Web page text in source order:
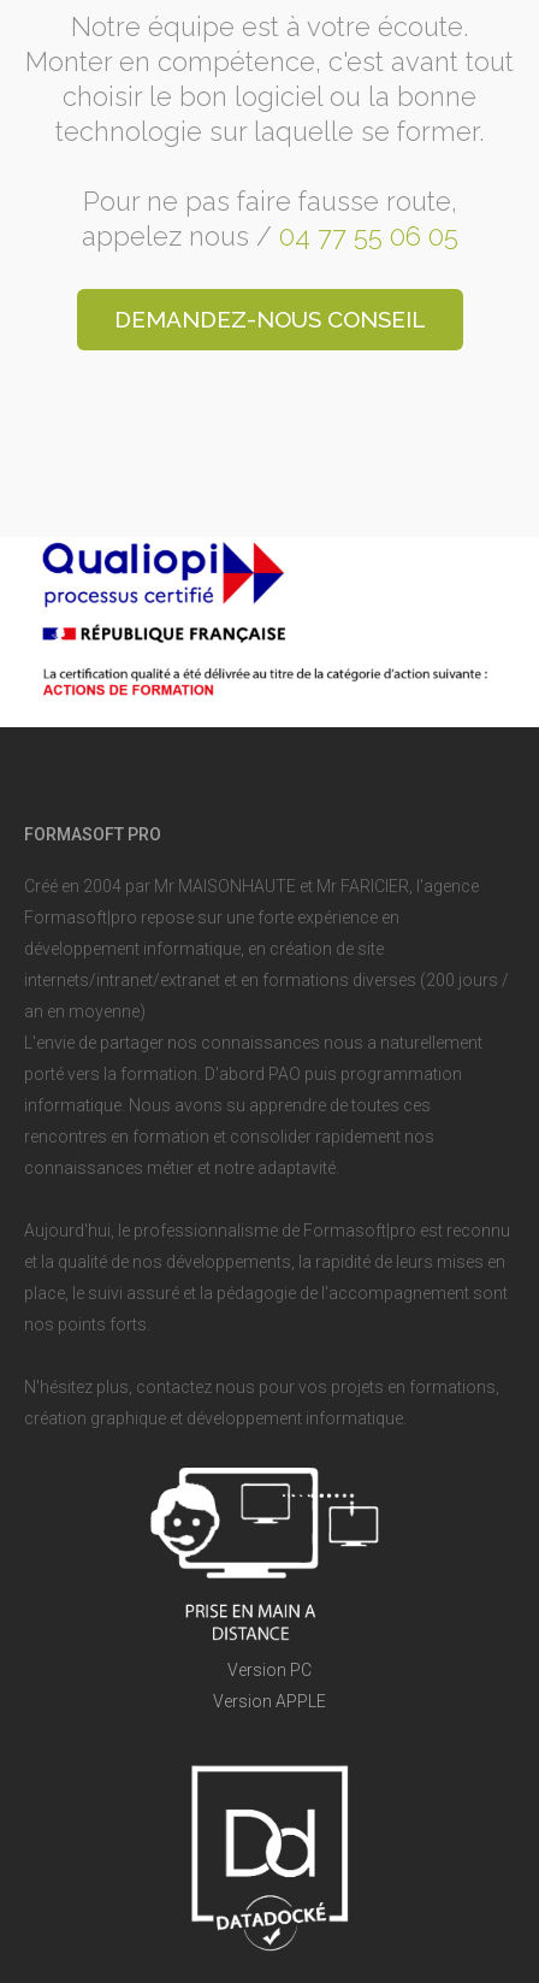
Notre équipe est à votre écoute.
Monter en compétence, c'est avant tout
choisir le bon logiciel ou la bonne
technologie sur laquelle se former.
Pour ne pas faire fausse route,
appelez nous / 04 77 55 06 05
DEMANDEZ-NOUS CONSEIL
FORMASOFT PRO
Créé en 2004 par Mr MAISONHAUTE et Mr FARICIER, l'agence
Formasoft|pro repose sur une forte expérience en
développement informatique, en création de site
internets/intranet/extranet et en formations diverses (200 jours /
an en moyenne)
L'envie de partager nos connaissances nous a naturellement
porté vers la formation. D'abord PAO puis programmation
informatique. Nous avons su apprendre de toutes ces
rencontres en formation et consolider rapidement nos
connaissances métier et notre adaptavité.
Aujourd'hui, le professionnalisme de Formasoft|pro est reconnu
et la qualité de nos développements, la rapidité de leurs mises en
place, le suivi assuré et la pédagogie de l'accompagnement sont
nos points forts.
N'hésitez plus, contactez nous pour vos projets en formations,
création graphique et développement informatique.
Version PC
Version APPLE